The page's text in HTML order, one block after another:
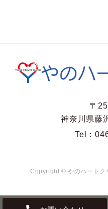
〒
神奈川県藤
Tel：
Copyright © やのハート